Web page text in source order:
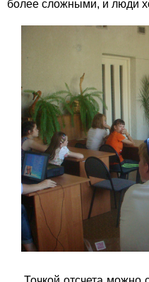
более сложными, и люди